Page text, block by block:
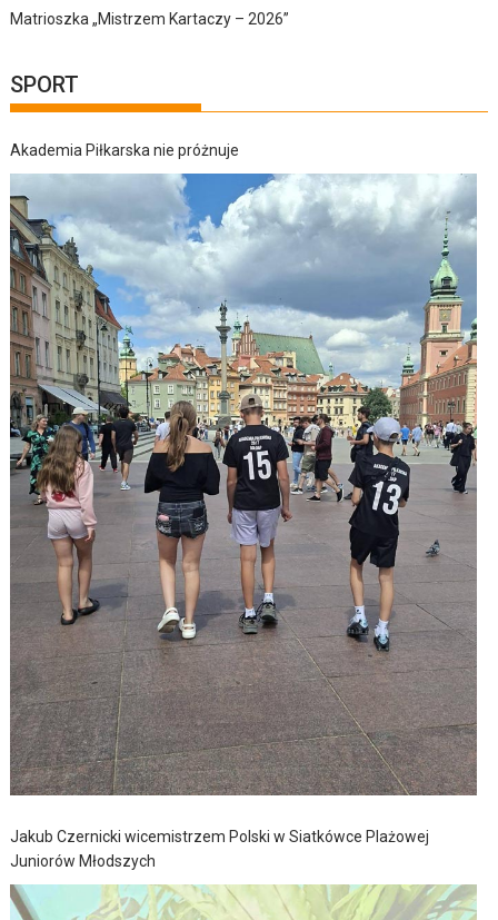
Matrioszka „Mistrzem Kartaczy – 2026”
SPORT
Akademia Piłkarska nie próżnuje
Jakub Czernicki wicemistrzem Polski w Siatkówce Plażowej
Juniorów Młodszych